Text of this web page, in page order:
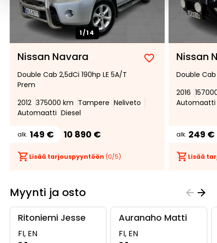
1/14
Nissan Navara
Lisää
suosikiksi
Poista
suosikeista
Double Cab 2,5dCi 190hp LE 5A/T
Prem
2012 375000 km Tampere Neliveto
Automaatti Diesel
alk. 149 € 10 890 €
Lisää tarjouspyyntöön (0/5)
Nissan
Double Cab
2016
Automaatti
alk. 249 €
Lisää
Myynti ja osto
Ritoniemi Jesse
FI, EN
Auranaho Matti
FI, EN